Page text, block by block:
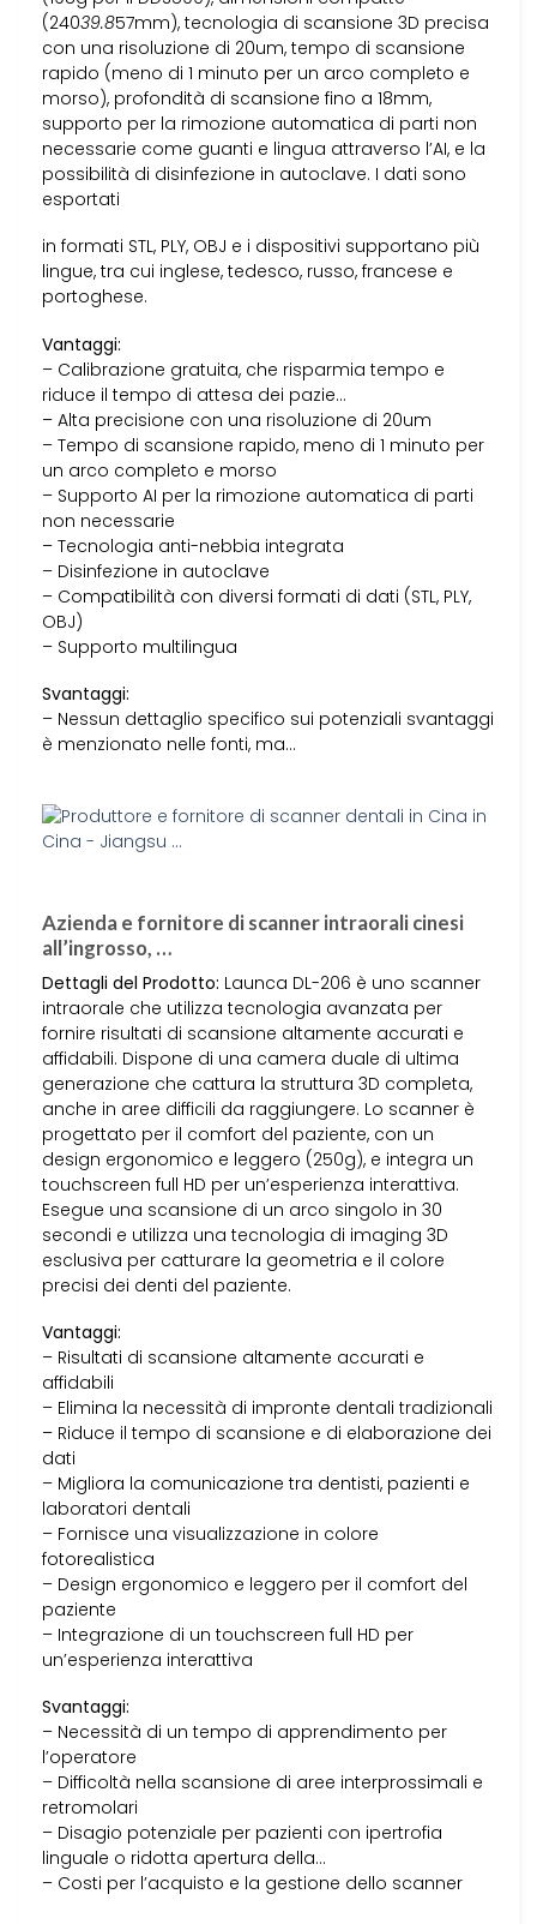
(24039.857mm), tecnologia di scansione 3D precisa
con una risoluzione di 20um, tempo di scansione
rapido (meno di 1 minuto per un arco completo e
morso), profondità di scansione fino a 18mm,
supporto per la rimozione automatica di parti non
necessarie come guanti e lingua attraverso l’AI, e la
possibilità di disinfezione in autoclave. I dati sono
esportati
in formati STL, PLY, OBJ e i dispositivi supportano più
lingue, tra cui inglese, tedesco, russo, francese e
portoghese.
Vantaggi:
– Calibrazione gratuita, che risparmia tempo e
riduce il tempo di attesa dei pazie…
– Alta precisione con una risoluzione di 20um
– Tempo di scansione rapido, meno di 1 minuto per
un arco completo e morso
– Supporto AI per la rimozione automatica di parti
non necessarie
– Tecnologia anti-nebbia integrata
– Disinfezione in autoclave
– Compatibilità con diversi formati di dati (STL, PLY,
OBJ)
– Supporto multilingua
Svantaggi:
– Nessun dettaglio specifico sui potenziali svantaggi
è menzionato nelle fonti, ma…
Azienda e fornitore di scanner intraorali cinesi
all’ingrosso, …
Dettagli del Prodotto: Launca DL-206 è uno scanner
intraorale che utilizza tecnologia avanzata per
fornire risultati di scansione altamente accurati e
affidabili. Dispone di una camera duale di ultima
generazione che cattura la struttura 3D completa,
anche in aree difficili da raggiungere. Lo scanner è
progettato per il comfort del paziente, con un
design ergonomico e leggero (250g), e integra un
touchscreen full HD per un’esperienza interattiva.
Esegue una scansione di un arco singolo in 30
secondi e utilizza una tecnologia di imaging 3D
esclusiva per catturare la geometria e il colore
precisi dei denti del paziente.
Vantaggi:
– Risultati di scansione altamente accurati e
affidabili
– Elimina la necessità di impronte dentali tradizionali
– Riduce il tempo di scansione e di elaborazione dei
dati
– Migliora la comunicazione tra dentisti, pazienti e
laboratori dentali
– Fornisce una visualizzazione in colore
fotorealistica
– Design ergonomico e leggero per il comfort del
paziente
– Integrazione di un touchscreen full HD per
un’esperienza interattiva
Svantaggi:
– Necessità di un tempo di apprendimento per
l’operatore
– Difficoltà nella scansione di aree interprossimali e
retromolari
– Disagio potenziale per pazienti con ipertrofia
linguale o ridotta apertura della…
– Costi per l’acquisto e la gestione dello scanner